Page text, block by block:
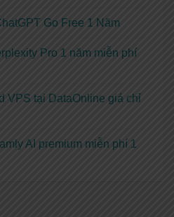
Go Free 1 Năm
Pro 1 năm miễn phí
VPS tại DataOnline giá chỉ
AI premium miễn phí 1